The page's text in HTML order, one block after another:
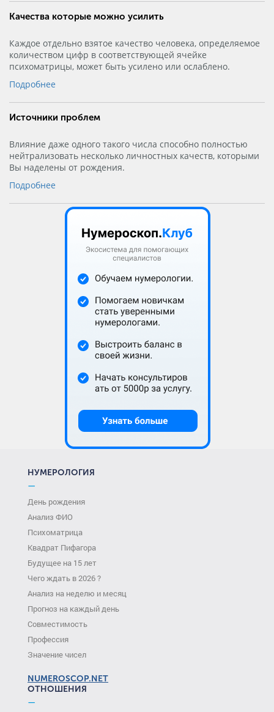
Качества которые можно усилить
Каждое отдельно взятое качество человека, определяемое
количеством цифр в соответствующей ячейке
психоматрицы, может быть усилено или ослаблено.
Подробнее
Источники проблем
Влияние даже одного такого числа способно полностью
нейтрализовать несколько личностных качеств, которыми
Вы наделены от рождения.
Подробнее
НУМЕРОЛОГИЯ
—
День рождения
Анализ ФИО
Психоматрица
Квадрат Пифагора
Будущее на 15 лет
Чего ждать в 2026 ?
Анализ на неделю и месяц
Прогноз на каждый день
Совместимость
Профессия
Значение чисел
NUMEROSCOP.NET
ОТНОШЕНИЯ
—